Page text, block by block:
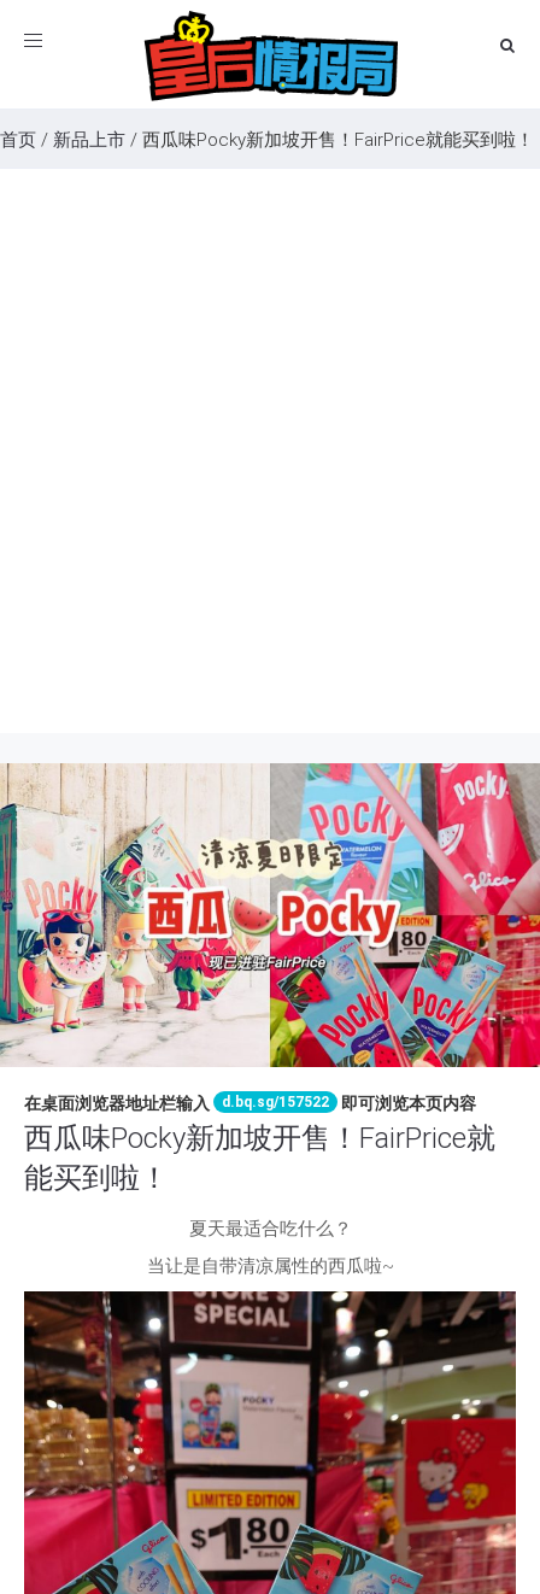
Toggle
首页 / 新品上市 / 西瓜味Pocky新加坡开售！FairPrice就能买到啦！
在桌面浏览器地址栏输入 d.bq.sg/157522 即可浏览本页内容
西瓜味Pocky新加坡开售！FairPrice就
能买到啦！
夏天最适合吃什么？
当让是自带清凉属性的西瓜啦~